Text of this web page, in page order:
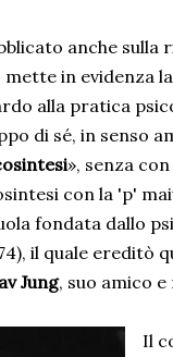
anche sulla
in evidenza
alla pratica
di sé, in senso
», senza
con la 'p'
fondata dallo
il quale ereditò
Jung, suo amico
Il